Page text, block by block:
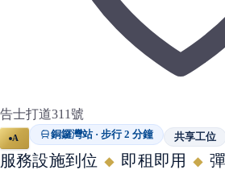
告士打道311號
A 銅鑼灣站 · 步行 2 分鐘 共享工位
服務設施到位 ◆ 即租即用 ◆